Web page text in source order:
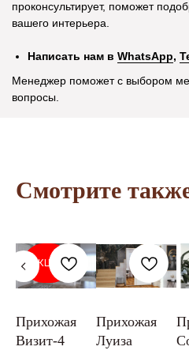
проконсультирует, поможет
вашего интерьера.
Написать нам в WhatsApp,
Менеджер поможет с выбором
вопросы.
Смотрите
АКЦИЯ
Прихожая
Визит-4
Прихожая
Луиза
Сотрудничество с оптовиками
Написать в WhatsApp
Оптовикам
Заказать звонок